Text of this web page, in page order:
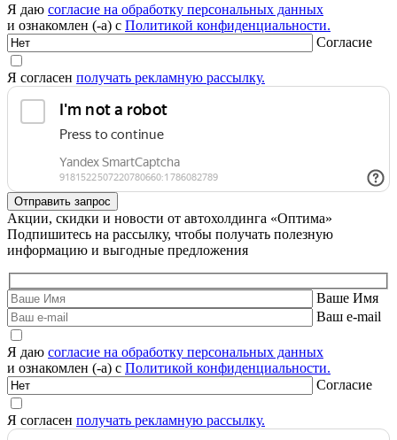
Я даю согласие на обработку персональных данных
и ознакомлен (-а) с Политикой конфиденциальности.
Согласие
Я согласен получать рекламную рассылку.
Акции, скидки и новости от автохолдинга «Оптима»
Подпишитесь на рассылку, чтобы получать полезную
информацию и выгодные предложения
Ваше Имя
Ваш e-mail
Я даю согласие на обработку персональных данных
и ознакомлен (-а) с Политикой конфиденциальности.
Согласие
Я согласен получать рекламную рассылку.